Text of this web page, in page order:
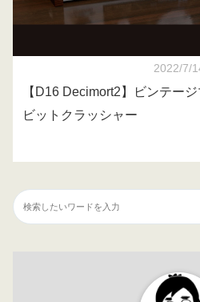
2022/7/
【D16 Decimort2】ビンテー
ビットクラッシャー